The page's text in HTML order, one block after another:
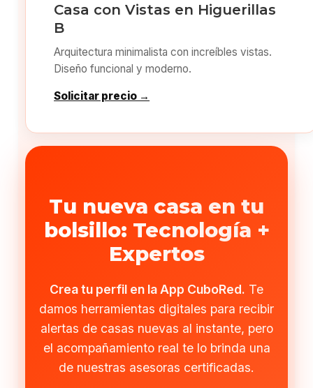
Casa con Vistas en Higuerillas
B
Arquitectura minimalista con increíbles vistas.
Diseño funcional y moderno.
Solicitar precio →
Tu nueva casa en tu
bolsillo: Tecnología +
Expertos
Crea tu perfil en la App CuboRed. Te
damos herramientas digitales para recibir
alertas de casas nuevas al instante, pero
el acompañamiento real te lo brinda una
de nuestras asesoras certificadas.